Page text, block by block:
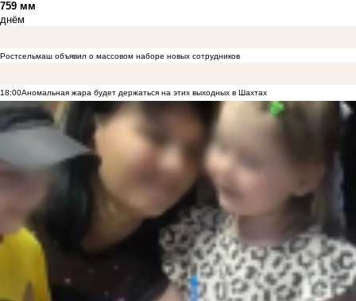
759 мм
днём
Ростсельмаш объявил о массовом наборе новых сотрудников
18:00Аномальная жара будет держаться на этих выходных в Шахтах